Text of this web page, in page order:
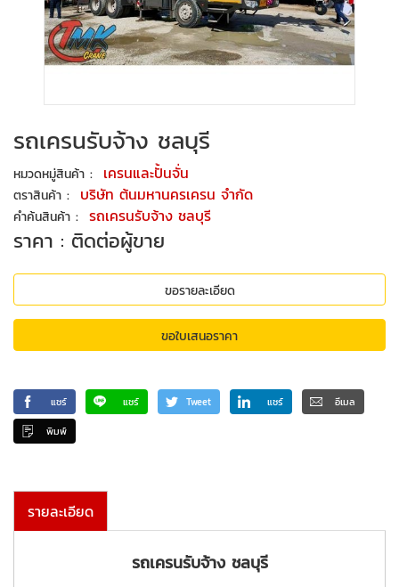
รถเครนรับจ้าง ชลบุรี
หมวดหมู่สินค้า : เครนและปั้นจั่น
ตราสินค้า : บริษัท ต้นมหานครเครน จำกัด
คำค้นสินค้า : รถเครนรับจ้าง ชลบุรี
ราคา : ติดต่อผู้ขาย
ขอรายละเอียด
ขอใบเสนอราคา
แชร์ แชร์ Tweet แชร์ อีเมล
พิมพ์
รายละเอียด
รถเครนรับจ้าง ชลบุรี